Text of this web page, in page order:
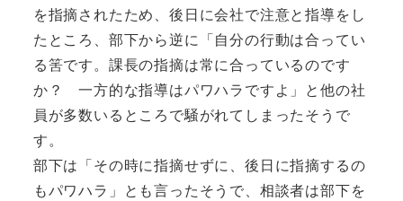
を指摘されたため、後日に会社で注意と指導をし
たところ、部下から逆に「自分の行動は合ってい
る筈です。課長の指摘は常に合っているのです
か？ 一方的な指導はパワハラですよ」と他の社
員が多数いるところで騒がれてしまったそうで
す。
部下は「その時に指摘せずに、後日に指摘するの
もパワハラ」とも言ったそうで、相談者は部下を